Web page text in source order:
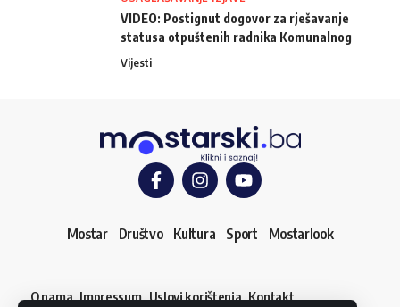
VIDEO: Postignut dogovor za rješavanje
statusa otpuštenih radnika Komunalnog
Vijesti
Mostar Društvo Kultura Sport Mostarlook
O nama Impressum Uslovi korištenja Kontakt